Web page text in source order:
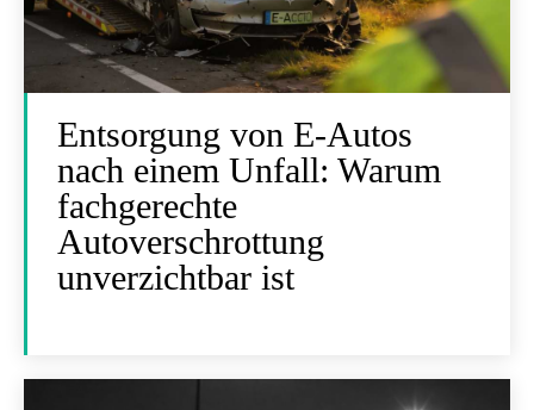
Entsorgung von E-Autos
nach einem Unfall: Warum
fachgerechte
Autoverschrottung
unverzichtbar ist